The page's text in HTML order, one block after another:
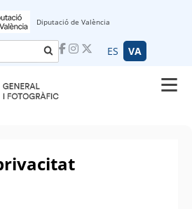
Diputació de València
ES VA